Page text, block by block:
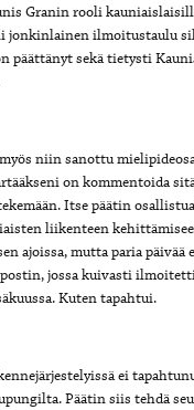
Granin rooli
jonkinlainen ilmoitustaulu
päättänyt sekä tietysti
niin sanottu
on kommentoida
Itse päätin
liikenteen
ajoissa, mutta paria päivää
jossa kuivasti
Kuten tapahtui.
ei
Päätin siis tehdä